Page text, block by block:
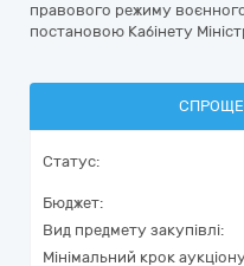
правового режиму
постановою Кабінету
Статус:
Бюджет:
Вид предмету закупівлі:
Мінімальний крок